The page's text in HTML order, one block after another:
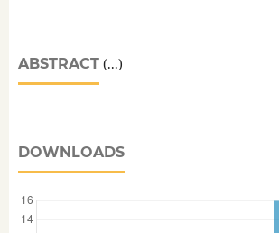
ABSTRACT(...)
DOWNLOADS